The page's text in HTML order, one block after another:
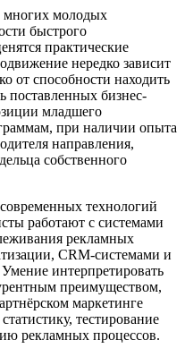
многих молодых
быстрого
практические
нередко зависит
от способности находить
поставленных бизнес-
младшего
при наличии опыта
направления,
собственного
технологий
работают с системами
рекламных
CRM-системами и
интерпретировать
преимуществом,
маркетинге
тестирование
рекламных процессов.